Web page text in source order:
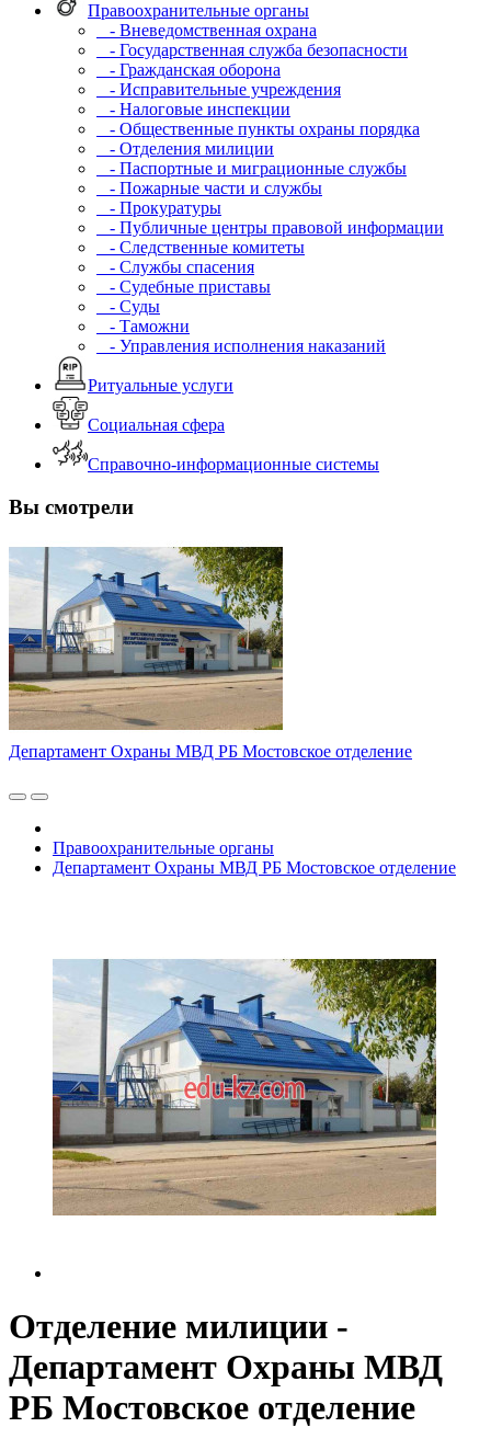
Правоохранительные органы
- Вневедомственная охрана
- Государственная служба безопасности
- Гражданская оборона
- Исправительные учреждения
- Налоговые инспекции
- Общественные пункты охраны порядка
- Отделения милиции
- Паспортные и миграционные службы
- Пожарные части и службы
- Прокуратуры
- Публичные центры правовой информации
- Следственные комитеты
- Службы спасения
- Судебные приставы
- Суды
- Таможни
- Управления исполнения наказаний
Ритуальные услуги
Социальная сфера
Справочно-информационные системы
Вы смотрели
Департамент Охраны МВД РБ Мостовское отделение
Правоохранительные органы
Департамент Охраны МВД РБ Мостовское отделение
Отделение милиции -
Департамент Охраны МВД
РБ Мостовское отделение